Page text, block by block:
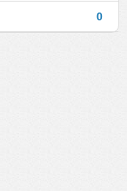
0